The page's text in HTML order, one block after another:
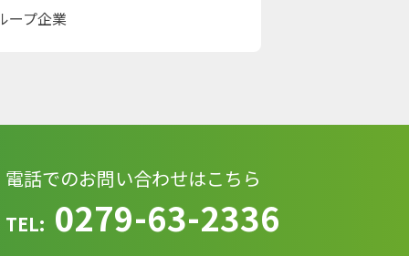
ープ企業
電話でのお問い合わせはこちら
TEL: 0279-63-2336